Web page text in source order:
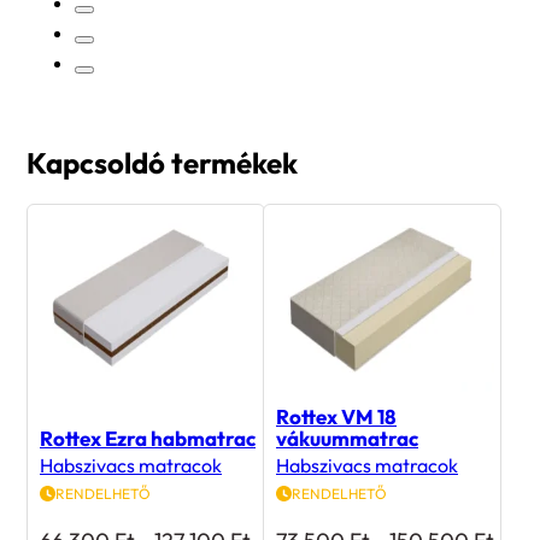
Kapcsoldó termékek
Rottex Ezra habmatrac
Habszivacs matracok
RENDELHETŐ
Rottex VM 18
vákuummatrac
Habszivacs matracok
RENDELHETŐ